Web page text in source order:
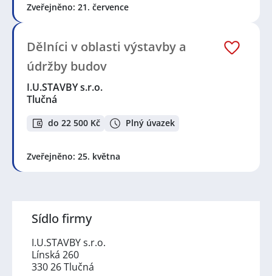
Zveřejněno: 21. července
Dělníci v oblasti výstavby a
údržby budov
I.U.STAVBY s.r.o.
Tlučná
do 22 500 Kč Plný úvazek
Zveřejněno: 25. května
Sídlo firmy
I.U.STAVBY s.r.o.
Línská 260
330 26 Tlučná